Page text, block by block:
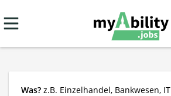
Was? z.B. Einzelhandel, Bankwesen, IT